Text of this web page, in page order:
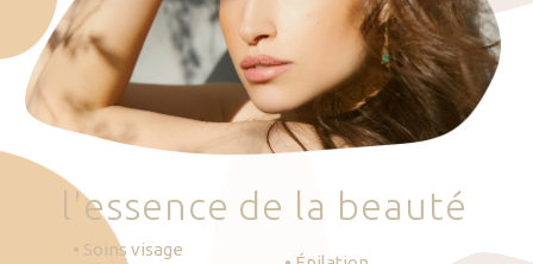
Plan d’accès
Prendre RDV
'essence de la beauté
• Soins visage